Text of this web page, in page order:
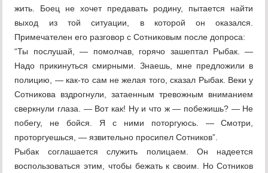
жить. Боец не хочет предавать родину, пытается найти
выход из той ситуации, в которой он оказался.
Примечателен его разговор с Сотниковым после допроса:
“Ты послушай, — помолчав, горячо зашептал Рыбак. —
Надо прикинуться смирными. Знаешь, мне предложили в
полицию, — как-то сам не желая того, сказал Рыбак. Веки у
Сотникова вздрогнули, затаенным тревожным вниманием
сверкнули глаза. — Вот как! Ну и что ж — побежишь? — Не
побегу, не бойся. Я с ними поторгуюсь. — Смотри,
проторгуешься, — язвительно просипел Сотников”.
Рыбак соглашается служить полицаем. Он надеется
воспользоваться этим, чтобы бежать к своим. Но Сотников